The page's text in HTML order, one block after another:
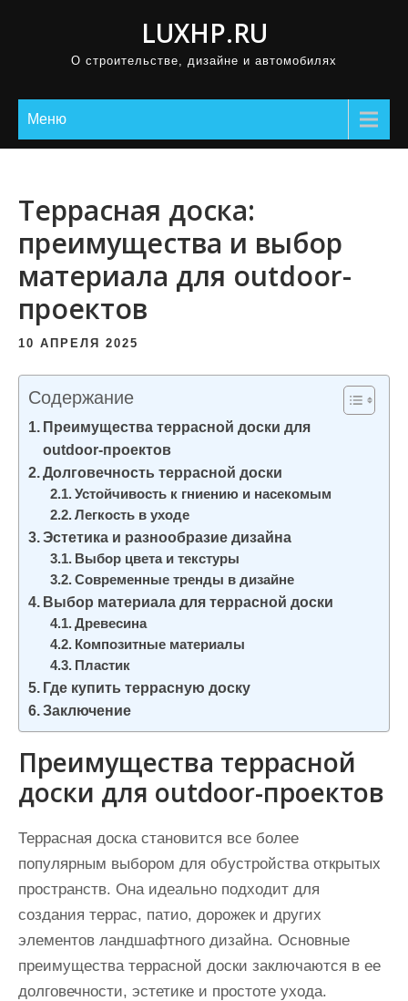
LUXHP.RU
О строительстве, дизайне и автомобилях
Меню
Террасная доска:
преимущества и выбор
материала для outdoor-
проектов
10 АПРЕЛЯ 2025
Содержание
Преимущества террасной доски для
outdoor-проектов
Долговечность террасной доски
Устойчивость к гниению и насекомым
Легкость в уходе
Эстетика и разнообразие дизайна
Выбор цвета и текстуры
Современные тренды в дизайне
Выбор материала для террасной доски
Древесина
Композитные материалы
Пластик
Где купить террасную доску
Заключение
Преимущества террасной
доски для outdoor-проектов
Террасная доска становится все более
популярным выбором для обустройства открытых
пространств. Она идеально подходит для
создания террас, патио, дорожек и других
элементов ландшафтного дизайна. Основные
преимущества террасной доски заключаются в ее
долговечности, эстетике и простоте ухода.